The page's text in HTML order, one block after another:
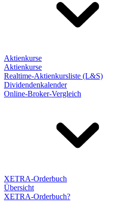
Aktienkurse
Aktienkurse
Realtime-Aktienkursliste (L&S)
Dividendenkalender
Online-Broker-Vergleich
XETRA-Orderbuch
Übersicht
XETRA-Orderbuch?